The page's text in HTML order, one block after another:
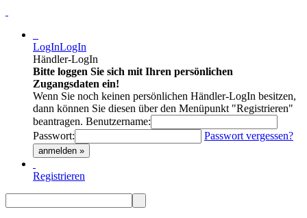
LogInLogIn
Händler-LogIn
Bitte loggen Sie sich mit Ihren persönlichen
Zugangsdaten ein!
Wenn Sie noch keinen persönlichen Händler-LogIn besitzen,
dann können Sie diesen über den Menüpunkt "Registrieren"
beantragen. Benutzername:
Passwort:
Passwort vergessen?
anmelden »
Registrieren